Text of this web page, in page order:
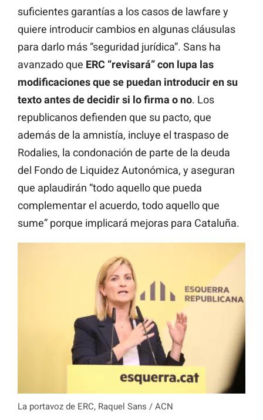
suficientes garantías a los casos de lawfare y
quiere introducir cambios en algunas cláusulas
para darlo más “seguridad jurídica”. Sans ha
avanzado que ERC “revisará” con lupa las
modificaciones que se puedan introducir en su
texto antes de decidir si lo firma o no. Los
republicanos defienden que su pacto, que
además de la amnistía, incluye el traspaso de
Rodalies, la condonación de parte de la deuda
del Fondo de Liquidez Autonómica, y aseguran
que aplaudirán “todo aquello que pueda
complementar el acuerdo, todo aquello que
sume” porque implicará mejoras para Cataluña.
La portavoz de ERC, Raquel Sans / ACN